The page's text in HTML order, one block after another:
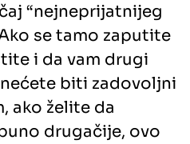
“nejneprijatnijeg
se tamo zaputite
i da vam drugi
biti zadovoljni
ako želite da
drugačije, ovo